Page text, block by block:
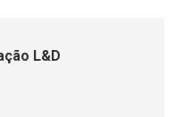
L&D